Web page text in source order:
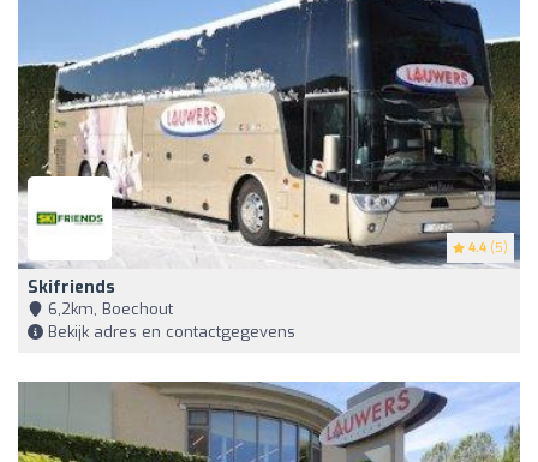
4.4 (5)
Skifriends
6,2km, Boechout
Bekijk adres en contactgegevens